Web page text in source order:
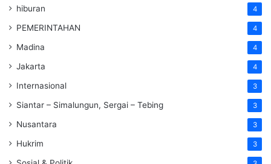
hiburan 4
PEMERINTAHAN 4
Madina 4
Jakarta 4
Internasional 3
Siantar – Simalungun, Sergai – Tebing 3
Nusantara 3
Hukrim 3